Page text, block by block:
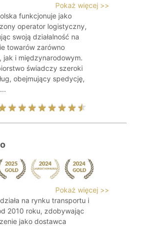
Pokaż więcej >>
funkcjonuje jako
operator logistyczny,
swoją działalność na
towarów zarówno
jak i międzynarodowym.
świadczy szeroki
obejmujący spedycję,
Pokaż więcej >>
na rynku transportu i
2010 roku, zdobywając
jako dostawca